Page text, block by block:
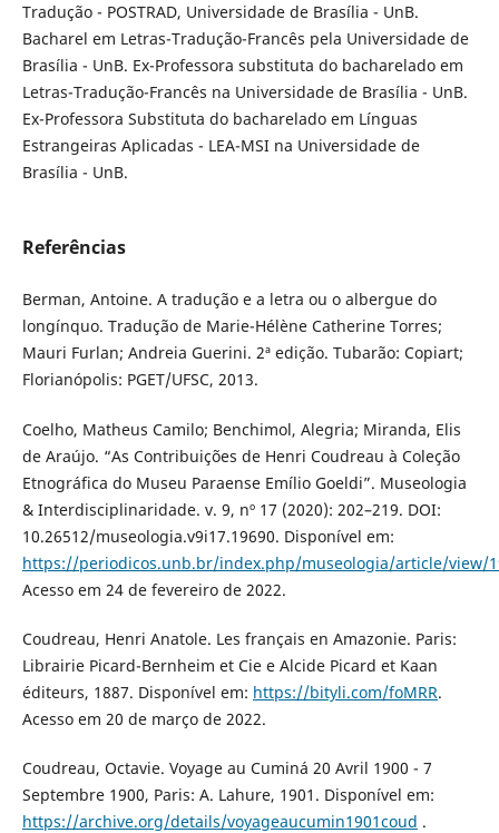
Tradução - POSTRAD, Universidade de Brasília - UnB.
Bacharel em Letras-Tradução-Francês pela Universidade de
Brasília - UnB. Ex-Professora substituta do bacharelado em
Letras-Tradução-Francês na Universidade de Brasília - UnB.
Ex-Professora Substituta do bacharelado em Línguas
Estrangeiras Aplicadas - LEA-MSI na Universidade de
Brasília - UnB.
Referências
Berman, Antoine. A tradução e a letra ou o albergue do
longínquo. Tradução de Marie-Hélène Catherine Torres;
Mauri Furlan; Andreia Guerini. 2ª edição. Tubarão: Copiart;
Florianópolis: PGET/UFSC, 2013.
Coelho, Matheus Camilo; Benchimol, Alegria; Miranda, Elis
de Araújo. “As Contribuições de Henri Coudreau à Coleção
Etnográfica do Museu Paraense Emílio Goeldi”. Museologia
& Interdisciplinaridade. v. 9, nº 17 (2020): 202–219. DOI:
10.26512/museologia.v9i17.19690. Disponível em:
https://periodicos.unb.br/index.php/museologia/article/view/
Acesso em 24 de fevereiro de 2022.
Coudreau, Henri Anatole. Les français en Amazonie. Paris:
Librairie Picard-Bernheim et Cie e Alcide Picard et Kaan
éditeurs, 1887. Disponível em: https://bityli.com/foMRR.
Acesso em 20 de março de 2022.
Coudreau, Octavie. Voyage au Cuminá 20 Avril 1900 - 7
Septembre 1900, Paris: A. Lahure, 1901. Disponível em:
https://archive.org/details/voyageaucumin1901coud .